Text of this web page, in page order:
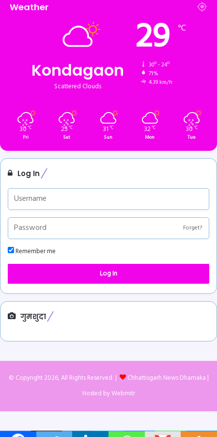
Weather
Kondagaon
Scattered Clouds
29 ℃
30º - 24º
71%
4.39 km/h
30℃
Fri
25 ℃
Sat
31 ℃
Sun
32℃
Mon
30 ℃
Tue
Log In
Forget?
Remember me
Log In
गुमशुदा
© Copyright 2026, All Rights Reserved | Chhattisgarh News Dhamaka |
Hosted byWebmitr